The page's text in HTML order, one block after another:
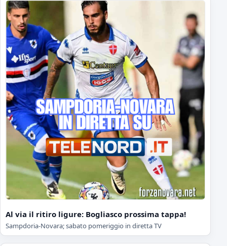
Al via il ritiro ligure: Bogliasco prossima tappa!
Sampdoria-Novara; sabato pomeriggio in diretta TV